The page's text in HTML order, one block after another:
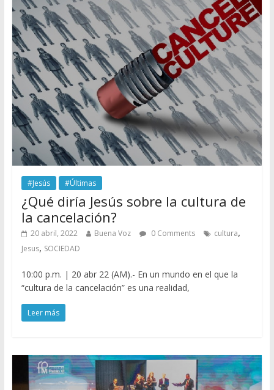
#Jesús #Últimas
¿Qué diría Jesús sobre la cultura de
la cancelación?
20 abril, 2022 Buena Voz 0 Comments cultura,
Jesus, SOCIEDAD
10:00 p.m. | 20 abr 22 (AM).- En un mundo en el que la
“cultura de la cancelación” es una realidad,
Leer más